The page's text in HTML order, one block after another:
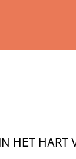
HET HART